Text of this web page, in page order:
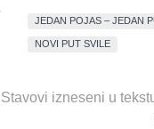
JEDAN POJAS – JEDAN
NOVI PUT SVILE
Stavovi izneseni u